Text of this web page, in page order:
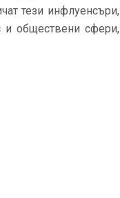
тези инфлуенсъри,
и обществени сфери,